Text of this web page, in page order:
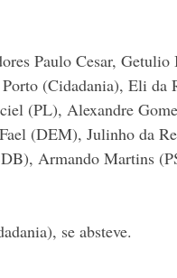
Paulo Cesar,
(Cidadania), Eli da
(PL), Alexandre
(DEM), Julinho da
Armando Martins
se absteve.